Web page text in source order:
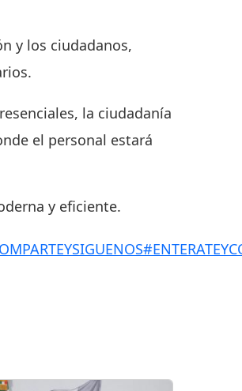
y los ciudadanos,
la ciudadanía
el personal estará
y eficiente.